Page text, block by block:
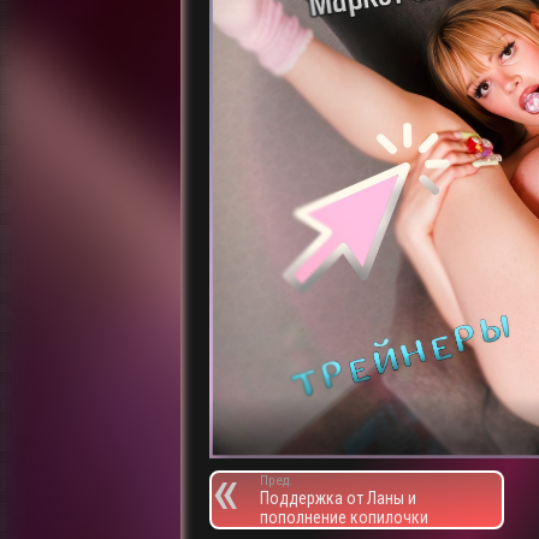
Пред.
Поддержка от Ланы и
пополнение копилочки